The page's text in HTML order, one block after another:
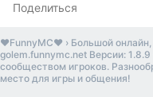
Поделиться
❤️FunnyMC❤️ › Большой
golem.funnymc.net Версии:
сообществом игроков.
место для игры и общения!